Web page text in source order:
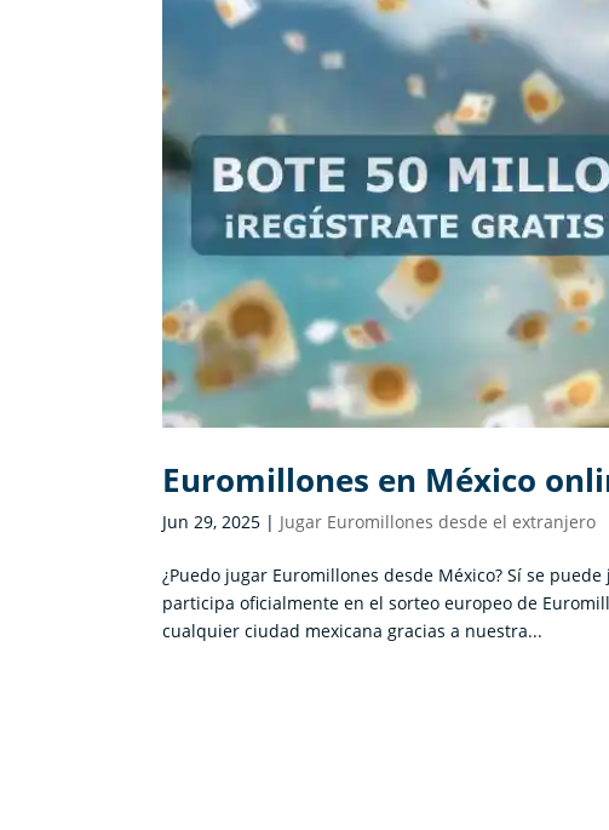
Euromillones en México
Jun 29, 2025 | Jugar Euromillones desde el extranjero
¿Puedo jugar Euromillones desde México? Sí se
participa oficialmente en el sorteo europeo de
cualquier ciudad mexicana gracias a nuestra...